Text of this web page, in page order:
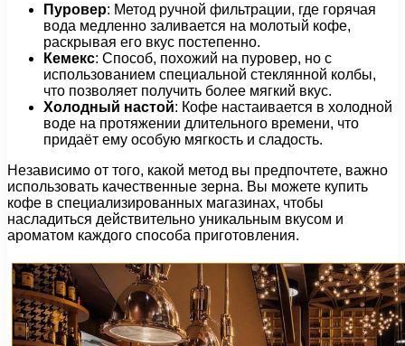
Пуровер: Метод ручной фильтрации, где горячая
вода медленно заливается на молотый кофе,
раскрывая его вкус постепенно.
Кемекс: Способ, похожий на пуровер, но с
использованием специальной стеклянной колбы,
что позволяет получить более мягкий вкус.
Холодный настой: Кофе настаивается в холодной
воде на протяжении длительного времени, что
придаёт ему особую мягкость и сладость.
Независимо от того, какой метод вы предпочтете, важно
использовать качественные зерна. Вы можете купить
кофе в специализированных магазинах, чтобы
насладиться действительно уникальным вкусом и
ароматом каждого способа приготовления.